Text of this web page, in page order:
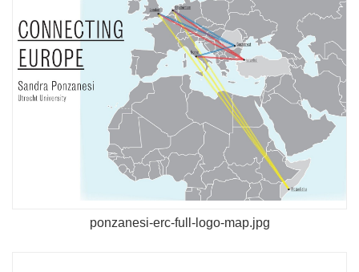
ponzanesi-erc-full-logo-map.jpg